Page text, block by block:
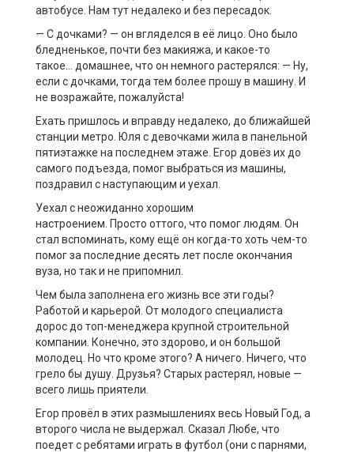
автобусе. Нам тут недалеко и без пересадок.
— С дочками? — он вгляделся в её лицо . Оно было
бледненькое, почти без макияжа, и какое-то
такое
домашнее, что он немного растерялся: — Ну,
если с дочками, тогда тем более прошу в машину. И
не возражайте, пожалуйста!
Ехать пришлось и вправду недалеко, до ближайшей
станции метро. Юля с девочками жила в панельной
пятиэтажке на последнем этаже. Егор довёз их до
самого подъезда, помогвыбраться из машины,
поздравил снаступающим и уехал.
Уехал снеожиданно хорошим
настроением. Просто оттого, что помог людям. Он
стал вспоминать, кому ещё он когда-то хоть чем-то
помог за последние десять лет после окончания
вуза, но так и не припомнил.
Чем была заполнена его жизнь все эти годы?
Работой и карьерой. От молодого специалиста
дорос до топ-менеджера крупной строительной
компании. Конечно, это здорово, и он большой
молодец. Но что кроме этого? А ничего. Ничего, что
грело бы душу. Друзья? Старыхрастерял, новые —
всего лишь приятели.
Егор провёл в этих размышлениях весь Новый Год, а
второго числа не выдержал. Сказал Любе, что
поедетс ребятами играть в футбол (они с парнями,